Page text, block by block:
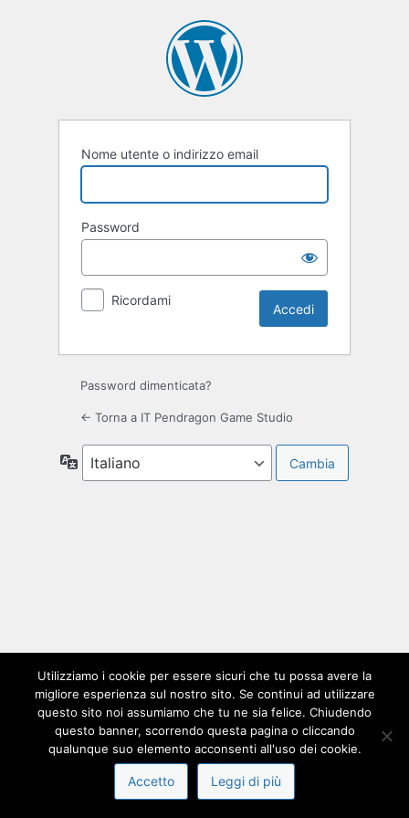
Nome utente o indirizzo email
Password
Ricordami
Password dimenticata?
← Torna a IT Pendragon Game Studio
Lingua
Utilizziamo i cookie per essere sicuri che tu possa avere la
migliore esperienza sul nostro sito. Se continui ad utilizzare
questo sito noi assumiamo che tu ne sia felice. Chiudendo
questo banner, scorrendo questa pagina o cliccando
qualunque suo elemento acconsenti all'uso dei cookie.
Accetto Leggi di più